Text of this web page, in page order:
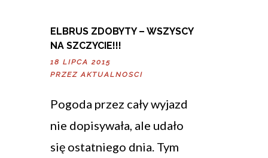
ELBRUS ZDOBYTY – WSZYSCY
NA SZCZYCIE!!!
18 LIPCA 2015
PRZEZ AKTUALNOSCI
Pogoda przez cały wyjazd
nie dopisywała, ale udało
się ostatniego dnia. Tym